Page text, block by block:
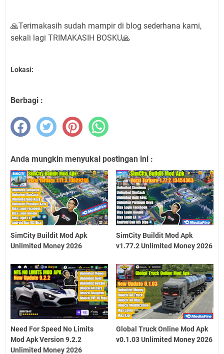
🙏Terimakasih sudah mampir di blog sederhana kami,
sekali lagi TRIMAKASIH BOSKU🙏
Lokasi:
Berbagi :
Anda mungkin menyukai postingan ini :
SimCity Buildit Mod Apk
Unlimited Money 2026
SimCity Buildit Mod Apk
v1.77.2 Unlimited Money 2026
Need For Speed No Limits
Mod Apk Version 9.2.2
Unlimited Money 2026
Global Truck Online Mod Apk
v0.1.03 Unlimited Money 2026